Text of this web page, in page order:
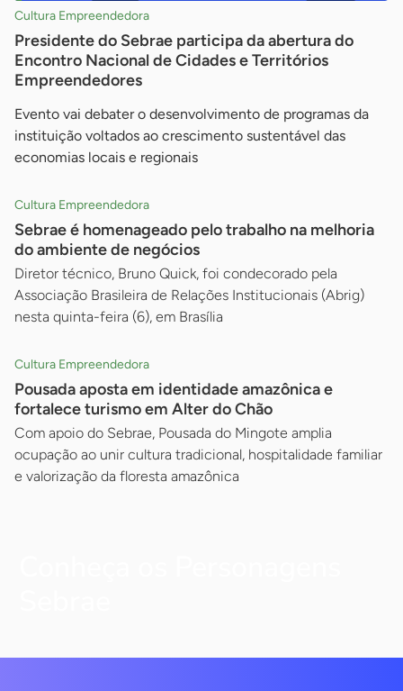
Cultura Empreendedora
Presidente do Sebrae participa da abertura do
Encontro Nacional de Cidades e Territórios
Empreendedores
Evento vai debater o desenvolvimento de programas da
instituição voltados ao crescimento sustentável das
economias locais e regionais
Cultura Empreendedora
Sebrae é homenageado pelo trabalho na melhoria
do ambiente de negócios
Diretor técnico, Bruno Quick, foi condecorado pela
Associação Brasileira de Relações Institucionais (Abrig)
nesta quinta-feira (6), em Brasília
Cultura Empreendedora
Pousada aposta em identidade amazônica e
fortalece turismo em Alter do Chão
Com apoio do Sebrae, Pousada do Mingote amplia
ocupação ao unir cultura tradicional, hospitalidade familiar
e valorização da floresta amazônica